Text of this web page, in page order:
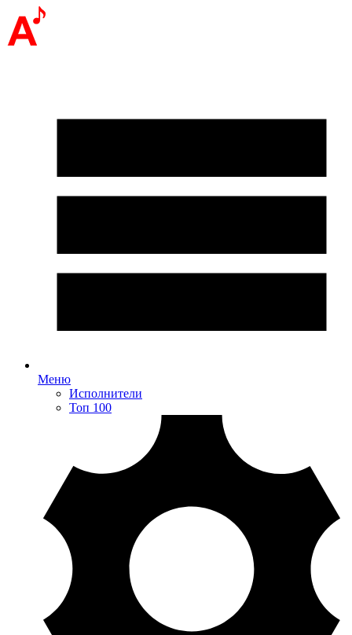
Меню
Исполнители
Топ 100